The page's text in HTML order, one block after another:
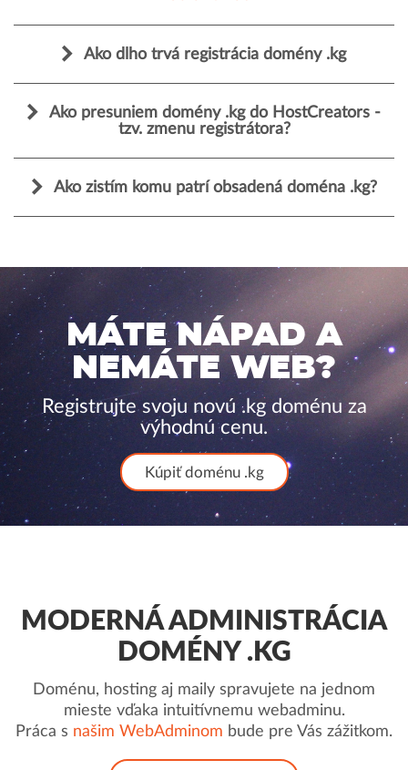
Ako dlho trvá registrácia domény .kg
Ako presuniem domény .kg do HostCreators -
tzv. zmenu registrátora?
Ako zistím komu patrí obsadená doména .kg?
MÁTE NÁPAD A
NEMÁTE WEB?
Registrujte svoju novú .kg doménu za
výhodnú cenu.
Kúpiť doménu .kg
MODERNÁ ADMINISTRÁCIA
DOMÉNY .KG
Doménu, hosting aj maily spravujete na jednom
mieste vďaka intuitívnemu webadminu.
Práca s našim WebAdminom bude pre Vás zážitkom.